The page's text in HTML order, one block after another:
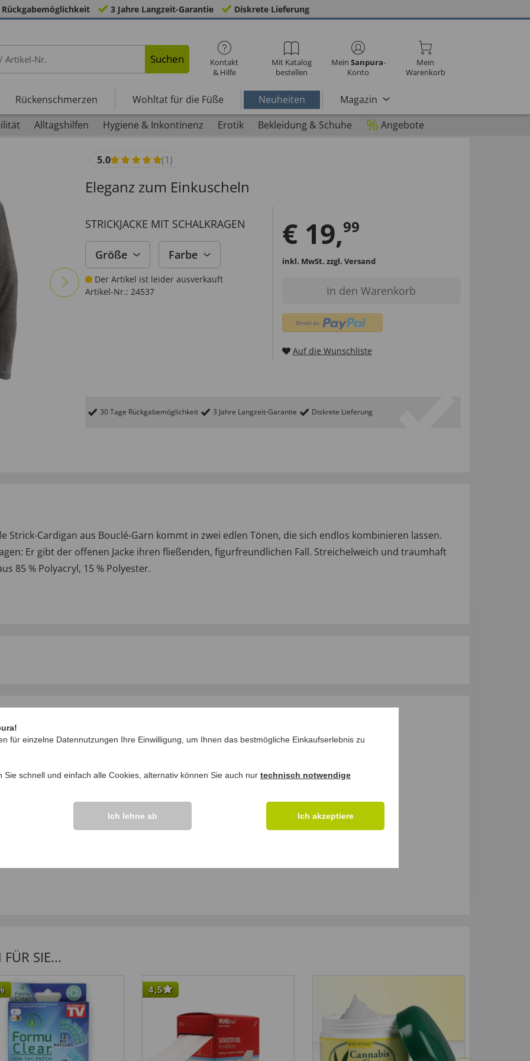
Rückgabemöglichkeit 3 Jahre Langzeit-Garantie Diskrete Lieferung
Suchen
Kontakt
& Hilfe
Mit Katalog
bestellen
Mein Sanpura-
Konto
Mein
Warenkorb
Rückenschmerzen Wohltat für die Füße Neuheiten
Magazin
Alltagshilfen Hygiene & Inkontinenz Erotik Bekleidung & Schuhe % Angebote
5.0 (1)
Eleganz zum Einkuscheln
STRICKJACKE MIT SCHALKRAGEN
Größe Farbe
Der Artikel ist leider ausverkauft
Artikel-Nr.: 24537
€ 19,99
inkl. MwSt. zzgl. Versand
In den Warenkorb
Auf die Wunschliste
30 Tage Rückgabemöglichkeit 3 Jahre Langzeit-Garantie Diskrete Lieferung
Strick-Cardigan aus Bouclé-Garn kommt in zwei edlen Tönen, die sich endlos kombinieren lassen.
Er gibt der offenen Jacke ihren fließenden, figurfreundlichen Fall. Streichelweich und traumhaft
85 % Polyacryl, 15 % Polyester.
>>
SIE...
4,5
für einzelne Datennutzungen Ihre Einwilligung, um Ihnen das bestmögliche Einkaufserlebnis zu
Sie schnell und einfach alle Cookies, alternativ können Sie auch nur technisch notwendige
Ich lehne ab Ich akzeptiere